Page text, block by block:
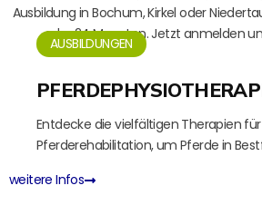
AUSBILDUNGEN
Entdecke die vielfältigen Therapien für
Pferderehabilitation, um Pferde in
weitere Infos